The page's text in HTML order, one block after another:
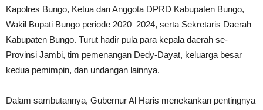
Kapolres Bungo, Ketua dan Anggota DPRD Kabupaten Bungo,
Wakil Bupati Bungo periode 2020–2024, serta Sekretaris Daerah
Kabupaten Bungo. Turut hadir pula para kepala daerah se-
Provinsi Jambi, tim pemenangan Dedy-Dayat, keluarga besar
kedua pemimpin, dan undangan lainnya.
Dalam sambutannya, Gubernur Al Haris menekankan pentingnya